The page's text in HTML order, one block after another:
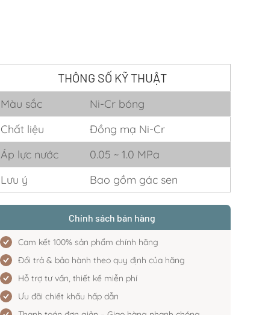
THÔNG SỐ KỸ THUẬT
Màu sắc
Ni-Cr bóng
Chất liệu
Đồng mạ Ni-Cr
Áp lực nước
0.05 ~ 1.0 MPa
Lưu ý
Bao gồm gác sen
Chính sách bán hàng
Cam kết 100% sản phẩm chính hãng
Đổi trả & bảo hành theo quy định của hãng
Hỗ trợ tư vấn, thiết kế miễn phí
Ưu đãi chiết khấu hấp dẫn